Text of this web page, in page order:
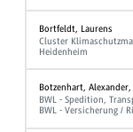
Bortfeldt, Laurens
Cluster
Heidenheim
Botzenhart,
BWL - Spedition,
BWL - Versicherung /